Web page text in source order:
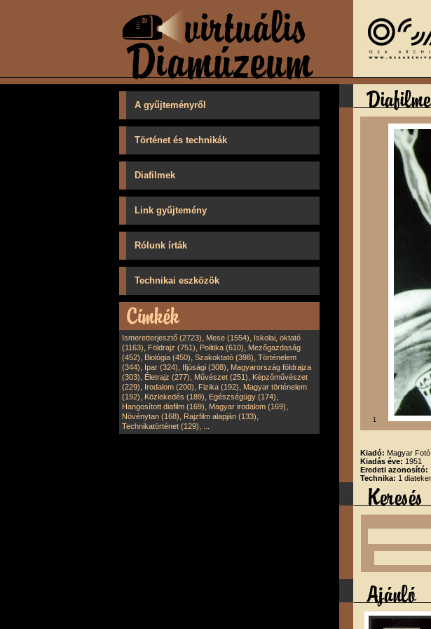
A gyűjteményről
Történet és technikák
Diafilmek
Link gyűjtemény
Rólunk írták
Technikai eszközök
Ismeretterjesztő (2723), Mese (1554), Iskolai, oktató
(1163), Földrajz (751), Politika (610), Mezőgazdaság
(452), Biológia (450), Szakoktató (398), Történelem
(344), Ipar (324), Ifjúsági (308), Magyarország földrajza
(303), Életrajz (277), Művészet (251), Képzőművészet
(229), Irodalom (200), Fizika (192), Magyar történelem
(192), Közlekedés (189), Egészségügy (174),
Hangosított diafilm (169), Magyar irodalom (169),
Növénytan (168), Rajzfilm alapján (133),
Technikatörténet (129),
1
Kiadó: Magyar
Kiadás éve: 1951
Eredeti azonosító:
Technika: 1